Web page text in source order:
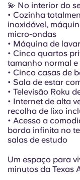
💫 No interior do
• Cozinha
inoxidável,
micro-ondas
• Máquina de
• Cinco quartos
tamanho normal
• Cinco casas de
• Sala de estar
• Televisão Roku
• Internet de alta
recolha de lixo
• Acesso a
borda infinita no
salas de estudo
Um espaço para
minutos da Texas